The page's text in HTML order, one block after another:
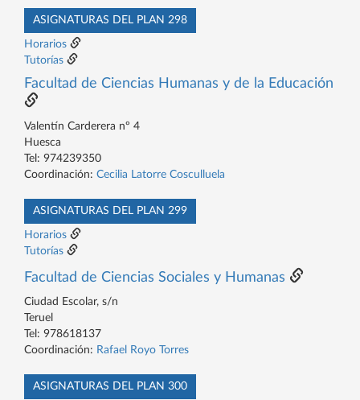
ASIGNATURAS DEL PLAN 298
Horarios
Tutorías
Facultad de Ciencias Humanas y de la Educación
Valentín Carderera nº 4
Huesca
Tel: 974239350
Coordinación: Cecilia Latorre Cosculluela
ASIGNATURAS DEL PLAN 299
Horarios
Tutorías
Facultad de Ciencias Sociales y Humanas
Ciudad Escolar, s/n
Teruel
Tel: 978618137
Coordinación: Rafael Royo Torres
ASIGNATURAS DEL PLAN 300